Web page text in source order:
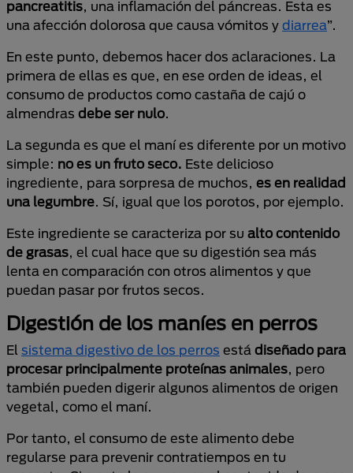
pancreatitis, una inflamación del páncreas. Esta es
una afección dolorosa que causa vómitos y diarrea”.
En este punto, debemos hacer dos aclaraciones. La
primera de ellas es que, en ese orden de ideas, el
consumo de productos como castaña de cajú o
almendras debe ser nulo.
La segunda es que el maní es diferente por un motivo
simple: no es un fruto seco. Este delicioso
ingrediente, para sorpresa de muchos, es en realidad
una legumbre. Sí, igual que los porotos, por ejemplo.
Este ingrediente se caracteriza por su alto contenido
de grasas, el cual hace que su digestión sea más
lenta en comparación con otros alimentos y que
puedan pasar por frutos secos.
Digestión de los maníes en perros
El sistema digestivo de los perros está diseñado para
procesar principalmente proteínas animales, pero
también pueden digerir algunos alimentos de origen
vegetal, como el maní.
Por tanto, el consumo de este alimento debe
regularse para prevenir contratiempos en tu